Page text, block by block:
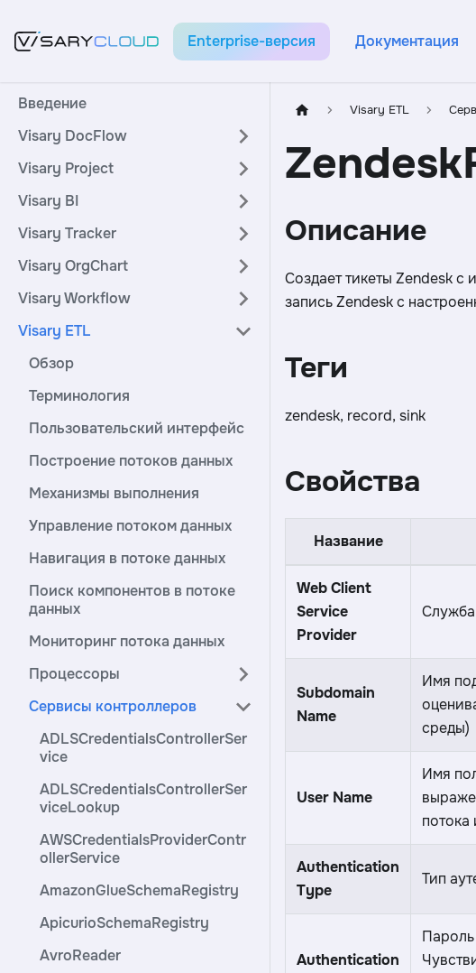
Enterprise-версия Документация
Введение
Visary DocFlow
Visary Project
Visary BI
Visary Tracker
Visary OrgChart
Visary Workflow
Visary ETL
Обзор
Терминология
Пользовательский интерфейс
Построение потоков данных
Механизмы выполнения
Управление потоком данных
Навигация в потоке данных
Поиск компонентов в потоке
данных
Мониторинг потока данных
Процессоры
Сервисы контроллеров
ADLSCredentialsControllerSer
vice
ADLSCredentialsControllerSer
viceLookup
AWSCredentialsProviderContr
ollerService
AmazonGlueSchemaRegistry
ApicurioSchemaRegistry
AvroReader
Visary ETL
Описание
Создает тикеты Zendesk с
запись Zendesk с
Теги
zendesk, record, sink
Свойства
Название
Web Client
Service
Provider
Служба
Subdomain
Name
Имя
среды)
User Name
Имя
Authentication
Type
Тип
Authentication
Пароль